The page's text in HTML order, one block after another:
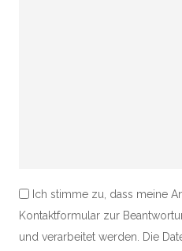
Ich stimme zu, dass meine
Kontaktformular zur
und verarbeitet werden. Die